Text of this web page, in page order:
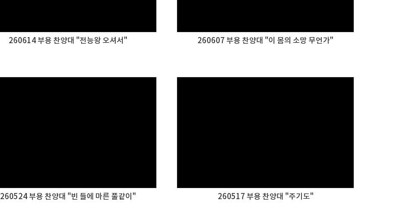
260614 부용 찬양대 "전능왕 오셔서" 260607 부용 찬양대 "이 몸의 소망 무언가"
260524 부용 찬양대 "빈 들에 마른 풀같이" 260517 부용 찬양대 "주기도"